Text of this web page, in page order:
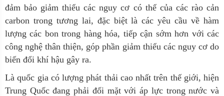
đảm bảo giảm thiểu các nguy cơ có thể của các rào cản
carbon trong tương lai, đặc biệt là các yêu cầu về hàm
lượng các bon trong hàng hóa, tiếp cận sớm hơn với các
công nghệ thân thiện, góp phần giảm thiểu các nguy cơ do
biến đổi khí hậu gây ra.
Là quốc gia có lượng phát thải cao nhất trên thế giới, hiện
Trung Quốc đang phải đối mặt với áp lực trong nước và